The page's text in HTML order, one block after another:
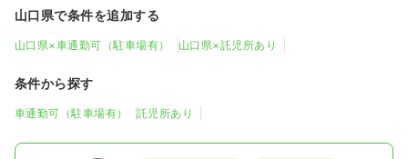
山口県で条件を追加する
山口県×車通勤可（駐車場有） 山口県×託児所あり
条件から探す
車通勤可（駐車場有） 託児所あり